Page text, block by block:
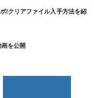
!クリアファイル入手方法を紹
を公開